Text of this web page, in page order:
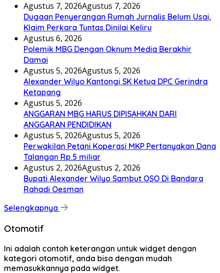
Agustus 7, 2026Agustus 7, 2026
Dugaan Penyerangan Rumah Jurnalis Belum Usai,
Klaim Perkara Tuntas Dinilai Keliru
Agustus 6, 2026
Polemik MBG Dengan Oknum Media Berakhir
Damai
Agustus 5, 2026Agustus 5, 2026
Alexander Wilyo Kantongi SK Ketua DPC Gerindra
Ketapang
Agustus 5, 2026
ANGGARAN MBG HARUS DIPISAHKAN DARI
ANGGARAN PENDIDIKAN
Agustus 5, 2026Agustus 5, 2026
Perwakilan Petani Koperasi MKP Pertanyakan Dana
Talangan Rp.5 miliar
Agustus 2, 2026Agustus 2, 2026
Bupati Alexander Wilyo Sambut OSO Di Bandara
Rahadi Oesman
Selengkapnya
Otomotif
Ini adalah contoh keterangan untuk widget dengan
kategori otomotif, anda bisa dengan mudah
memasukkannya pada widget.